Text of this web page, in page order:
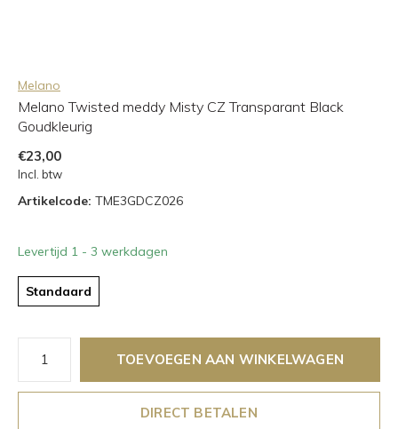
Melano
Melano Twisted meddy Misty CZ Transparant Black
Goudkleurig
€23,00
Incl. btw
Artikelcode: TME3GDCZ026
Levertijd 1 - 3 werkdagen
Standaard
TOEVOEGEN AAN WINKELWAGEN
DIRECT BETALEN